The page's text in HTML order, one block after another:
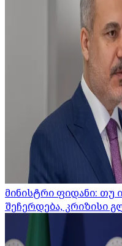
მინისტრი ფიდანი: თუ
შეჩერდება, კრიზისი